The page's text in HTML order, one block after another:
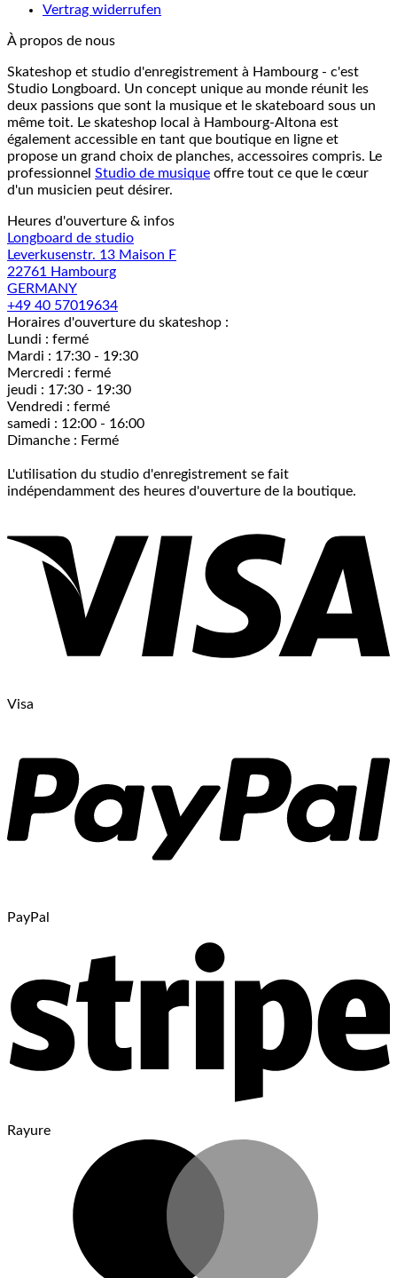
Vertrag widerrufen
À propos de nous
Skateshop et studio d'enregistrement à Hambourg - c'est
Studio Longboard. Un concept unique au monde réunit les
deux passions que sont la musique et le skateboard sous un
même toit. Le skateshop local à Hambourg-Altona est
également accessible en tant que boutique en ligne et
propose un grand choix de planches, accessoires compris. Le
professionnel Studio de musique offre tout ce que le cœur
d'un musicien peut désirer.
Heures d'ouverture & infos
Longboard de studio
Leverkusenstr. 13 Maison F
22761 Hambourg
GERMANY
+49 40 57019634
Horaires d'ouverture du skateshop :
Lundi : fermé
Mardi : 17:30 - 19:30
Mercredi : fermé
jeudi : 17:30 - 19:30
Vendredi : fermé
samedi : 12:00 - 16:00
Dimanche : Fermé
L'utilisation du studio d'enregistrement se fait
indépendamment des heures d'ouverture de la boutique.
Visa
PayPal
Rayure